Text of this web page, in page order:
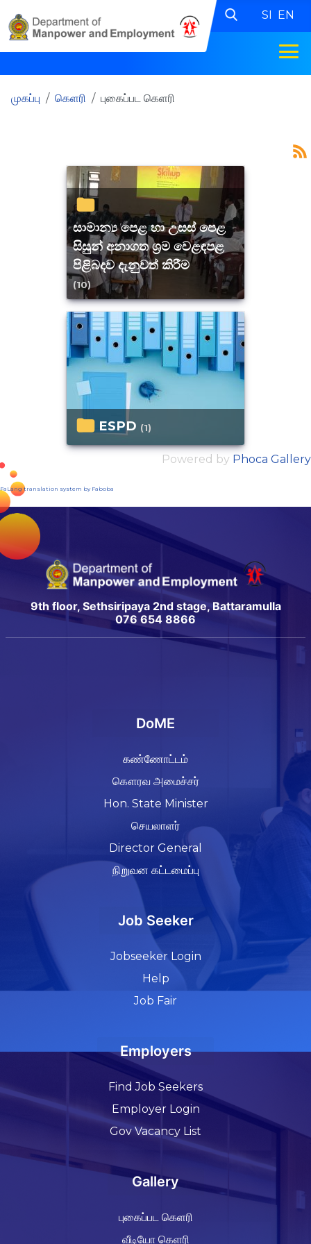
SI EN
முகப்பு கெளரி புகைப்பட கெளரி
සාමාන්‍ය පෙළ හා උසස් පෙළ
සිසුන් අනාගත ශ්‍රම වෙළඳපළ
පිළිබදව දැනුවත් කිරීම
(10)
ESPD (1)
Powered by Phoca Gallery
FaLang translation system by Faboba
9th floor, Sethsiripaya 2nd stage, Battaramulla
076 654 8866
DoME
கண்ணோட்டம்
கௌரவ அமைச்சர்
Hon. State Minister
செயலாளர்
Director General
நிறுவன கட்டமைப்பு
Job Seeker
Jobseeker Login
Help
Job Fair
Employers
Find Job Seekers
Employer Login
Gov Vacancy List
Gallery
புகைப்பட கெளரி
வீடியோ கெளரி